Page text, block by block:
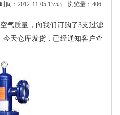
：2012-11-05 13:53 浏览量：406
气质量，向我们订购了3支过滤
今天仓库发货，已经通知客户查